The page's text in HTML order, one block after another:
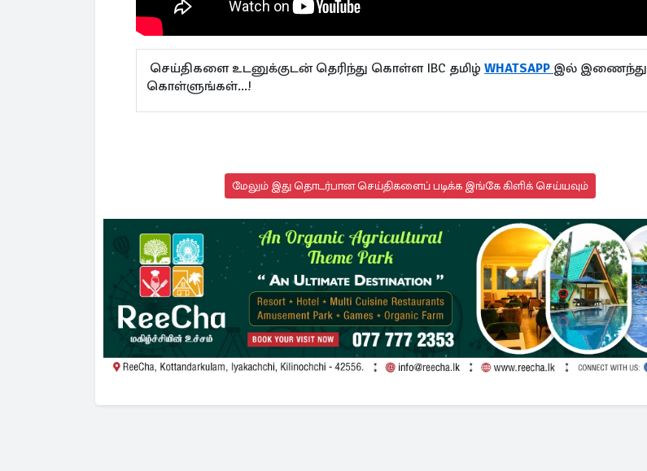
செய்திகளை உடனுக்குடன் தெரிந்து கொள்ள IBC தமிழ் WHATSAPP இல் இணைந்து
கொள்ளுங்கள்...!
மேலும் இது தொடர்பான செய்திகளைப் படிக்க இங்கே கிளிக் செய்யவும்